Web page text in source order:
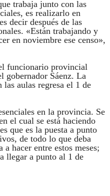
trabaja junto con las
es realizarlo en
decir después de las
«Están trabajando y
en noviembre ese censo»,
funcionario provincial
gobernador Sáenz. La
aulas regresa el 1 de
en la provincia. Se
el cual se está haciendo
que es la puesta a punto
de todo lo que deba
a hacer entre estos meses;
llegar a punto al 1 de